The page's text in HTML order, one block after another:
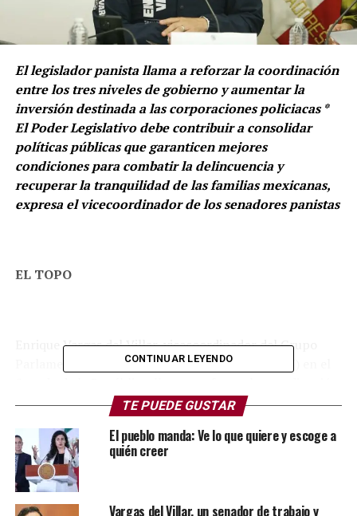
El legislador panista llama a reforzar la coordinación
entre los tres niveles de gobierno y aumentar la
inversión destinada a las corporaciones policiacas *
El Poder Legislativo debe contribuir a consolidar
políticas públicas que garanticen mejores
condiciones para combatir la delincuencia y
recuperar la tranquilidad de las familias mexicanas,
expresa el vicecoordinador de los senadores panistas
EL TOPO
Enrique Vargas del Villar, vicecoordinador del Grupo
Parlamentario del Partido Acción Nacional (PAN) en el
entre los tres niveles de gobierno y aumentar la
inversión destinada a las corporaciones policiacas
durante la instalación de la Comisión Bicamaral de
Seguridad Nacional, de la que forma parte como uno de
sus seis integrantes.
CONTINUAR LEYENDO
TE PUEDE GUSTAR
El pueblo manda: Ve lo que quiere y escoge a
quién creer
Vargas del Villar, un senador de trabajo y